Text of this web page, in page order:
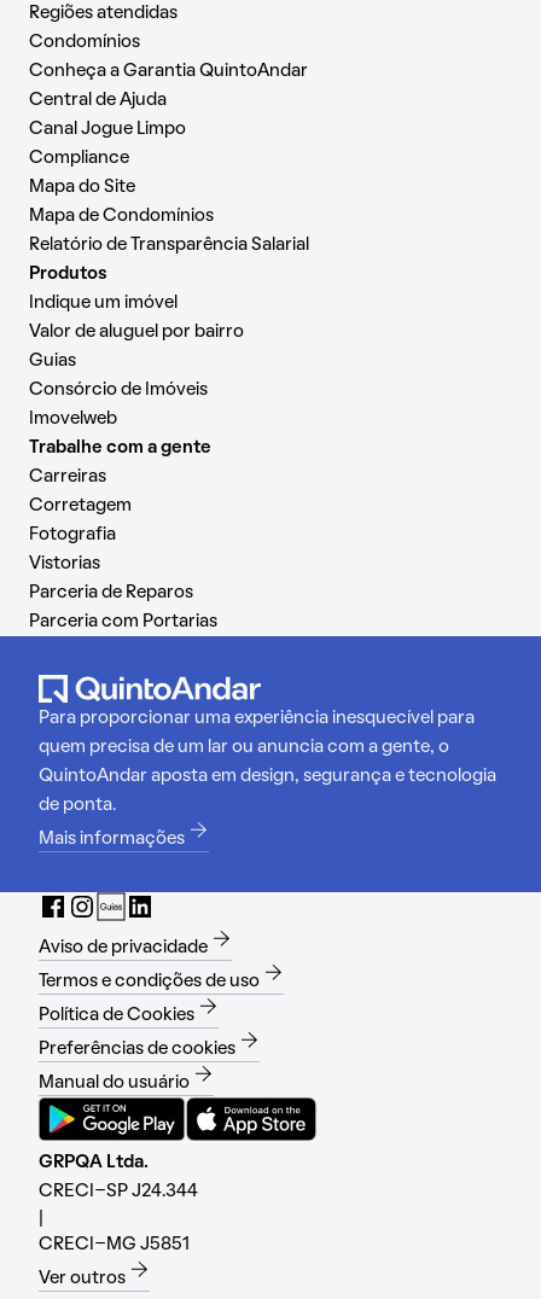
Regiões atendidas
Condomínios
Conheça a Garantia QuintoAndar
Central de Ajuda
Canal Jogue Limpo
Compliance
Mapa do Site
Mapa de Condomínios
Relatório de Transparência Salarial
Produtos
Indique um imóvel
Valor de aluguel por bairro
Guias
Consórcio de Imóveis
Imovelweb
Trabalhe com a gente
Carreiras
Corretagem
Fotografia
Vistorias
Parceria de Reparos
Parceria com Portarias
Para proporcionar uma experiência inesquecível para
quem precisa de um lar ou anuncia com a gente, o
QuintoAndar aposta em design, segurança e tecnologia
de ponta.
Mais informações
Aviso de privacidade
Termos e condições de uso
Política de Cookies
Preferências de cookies
Manual do usuário
GRPQA Ltda.
CRECI-SP J24.344
CRECI-MG J5851
Ver outros